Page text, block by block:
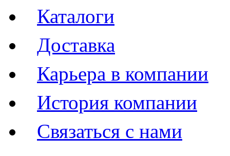
Каталоги
Доставка
Карьера в компании
История компании
Связаться с нами